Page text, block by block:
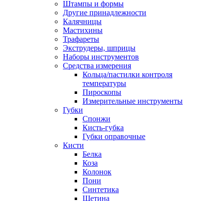
Штампы и формы
Другие принадлежности
Калячницы
Мастихины
Трафареты
Экструдеры, шприцы
Наборы инструментов
Средства измерения
Кольца/пастилки контроля
температуры
Пироскопы
Измерительные инструменты
Губки
Спонжи
Кисть-губка
Губки оправочные
Кисти
Белка
Коза
Колонок
Пони
Синтетика
Щетина